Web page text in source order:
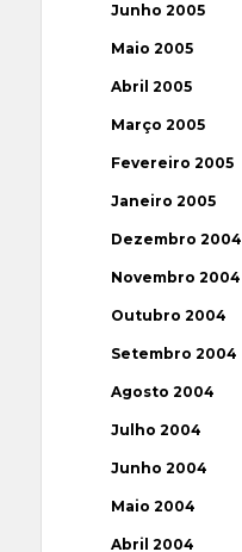
Junho 2005
Maio 2005
Abril 2005
Março 2005
Fevereiro 2005
Janeiro 2005
Dezembro 2004
Novembro 2004
Outubro 2004
Setembro 2004
Agosto 2004
Julho 2004
Junho 2004
Maio 2004
Abril 2004